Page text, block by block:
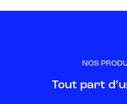
NOS
Tout part